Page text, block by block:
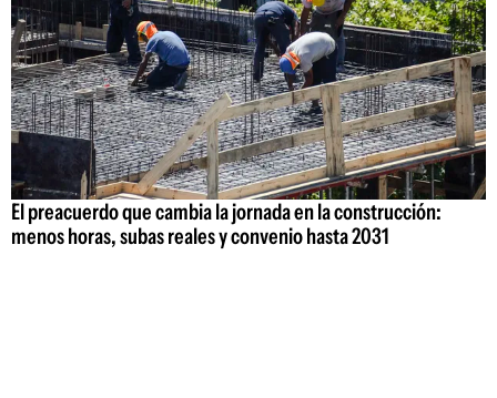
El preacuerdo que cambia la jornada en la construcción:
menos horas, subas reales y convenio hasta 2031